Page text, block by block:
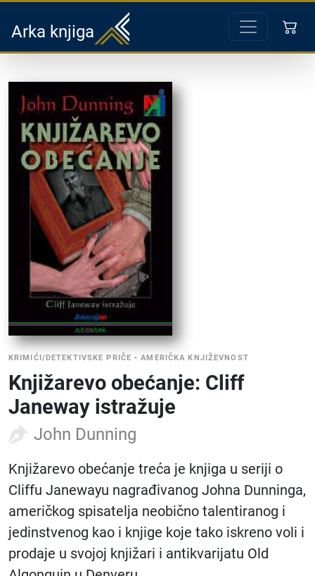
Arka knjiga
KRIMIĆI/DETEKTIVSKE PRIČE •AMERIČKA KNJIŽEVNOST
Knjižarevo obećanje: Cliff
Janeway istražuje
John Dunning
Knjižarevo obećanje treća je knjiga u seriji o
Cliffu Janewayu nagrađivanog Johna Dunninga,
američkog spisatelja neobično talentiranog i
jedinstvenog kao i knjige koje tako iskreno voli i
prodaje u svojoj knjižari i antikvarijatu Old